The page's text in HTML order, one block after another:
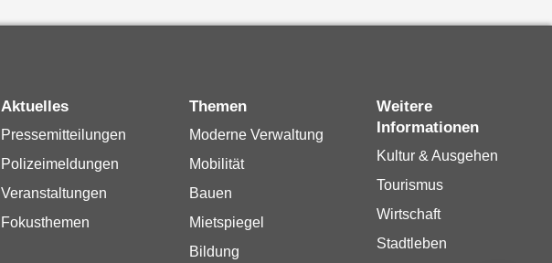
Aktuelles
Pressemitteilungen
Polizeimeldungen
Veranstaltungen
Fokusthemen
Themen
Moderne Verwaltung
Mobilität
Bauen
Mietspiegel
Bildung
Weitere
Informationen
Kultur & Ausgehen
Tourismus
Wirtschaft
Stadtleben